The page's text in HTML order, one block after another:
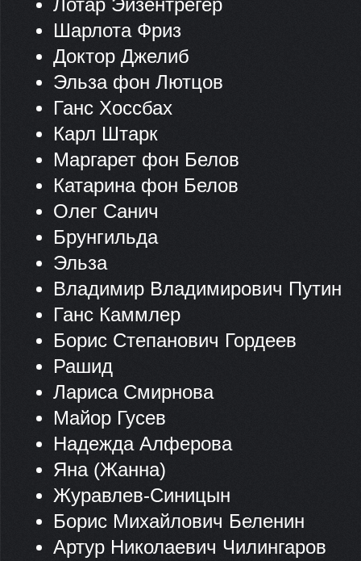
Лотар Эйзентрегер
Шарлота Фриз
Доктор Джелиб
Эльза фон Лютцов
Ганс Хоссбах
Карл Штарк
Маргарет фон Белов
Катарина фон Белов
Олег Санич
Брунгильда
Эльза
Владимир Владимирович Путин
Ганс Каммлер
Борис Степанович Гордеев
Рашид
Лариса Смирнова
Майор Гусев
Надежда Алферова
Яна (Жанна)
Журавлев-Синицын
Борис Михайлович Беленин
Артур Николаевич Чилингаров